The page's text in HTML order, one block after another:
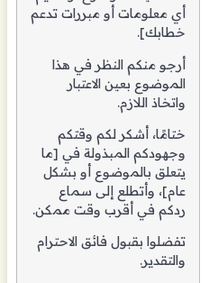
أي معلومات أو مبررات تدعم
خطابك].
أرجو منكم النظر في هذا
الموضوع بعين الاعتبار
واتخاذ اللازم.
ختامًا، أشكر لكم وقتكم
وجهودكم المبذولة في [ما
يتعلق بالموضوع أو بشكل
عام]، وأتطلع إلى سماع
ردكم في أقرب وقت ممكن.
تفضلوا بقبول فائق الاحترام
والتقدير.